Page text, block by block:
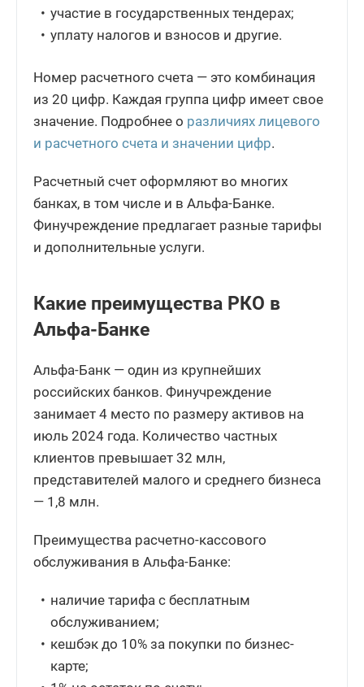
участие в государственных тендерах;
уплату налогов и взносов и другие.
Номер расчетного счета — это комбинация
из 20 цифр. Каждая группа цифр имеет свое
значение. Подробнее о различиях лицевого
и расчетного счета и значении цифр.
Расчетный счет оформляют во многих
банках, в том числе и в Альфа-Банке.
Финучреждение предлагает разные тарифы
и дополнительные услуги.
Какие преимущества РКО в
Альфа-Банке
Альфа-Банк — один из крупнейших
российских банков. Финучреждение
занимает 4 место по размеру активов на
июль 2024 года. Количество частных
клиентов превышает 32 млн,
представителей малого и среднего бизнеса
— 1,8 млн.
Преимущества расчетно-кассового
обслуживания в Альфа-Банке:
наличие тарифа с бесплатным
обслуживанием;
кешбэк до 10% за покупки по бизнес-
карте;